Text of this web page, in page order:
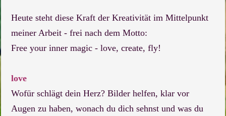
Heute steht diese Kraft der Kreativität im Mittelpunkt
meiner Arbeit - frei nach dem Motto:
Free your inner magic - love, create, fly!
love
Wofür schlägt dein Herz? Bilder helfen, klar vor
Augen zu haben, wonach du dich sehnst und was du